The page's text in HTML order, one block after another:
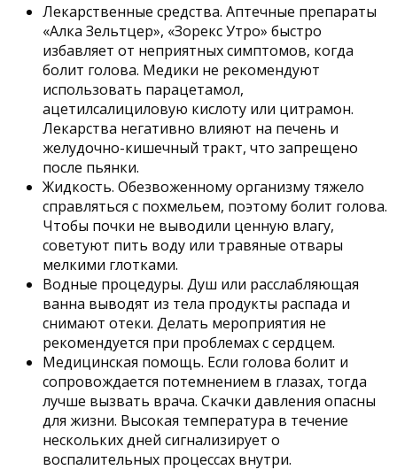
Лекарственные средства. Аптечные препараты
«Алка Зельтцер», «Зорекс Утро» быстро
избавляет от неприятных симптомов, когда
болит голова. Медики не рекомендуют
использовать парацетамол,
ацетилсалициловую кислоту или цитрамон.
Лекарства негативно влияют на печень и
желудочно-кишечный тракт, что запрещено
после пьянки.
Жидкость. Обезвоженному организму тяжело
справляться с похмельем, поэтому болит голова.
Чтобы почки не выводили ценную влагу,
советуют пить воду или травяные отвары
мелкими глотками.
Водные процедуры. Душ или расслабляющая
ванна выводят из тела продукты распада и
снимают отеки. Делать мероприятия не
рекомендуется при проблемах с сердцем.
Медицинская помощь. Если голова болит и
сопровождается потемнением в глазах, тогда
лучше вызвать врача. Скачки давления опасны
для жизни. Высокая температура в течение
нескольких дней сигнализирует о
воспалительных процессах внутри.